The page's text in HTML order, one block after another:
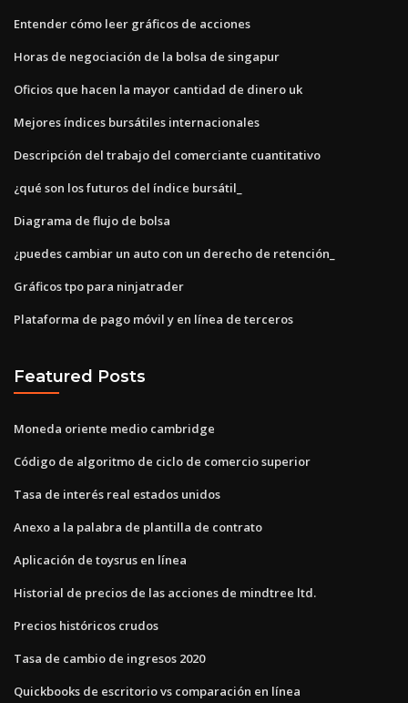
Entender cómo leer gráficos de acciones
Horas de negociación de la bolsa de singapur
Oficios que hacen la mayor cantidad de dinero uk
Mejores índices bursátiles internacionales
Descripción del trabajo del comerciante cuantitativo
¿qué son los futuros del índice bursátil_
Diagrama de flujo de bolsa
¿puedes cambiar un auto con un derecho de retención_
Gráficos tpo para ninjatrader
Plataforma de pago móvil y en línea de terceros
Featured Posts
Moneda oriente medio cambridge
Código de algoritmo de ciclo de comercio superior
Tasa de interés real estados unidos
Anexo a la palabra de plantilla de contrato
Aplicación de toysrus en línea
Historial de precios de las acciones de mindtree ltd.
Precios históricos crudos
Tasa de cambio de ingresos 2020
Quickbooks de escritorio vs comparación en línea